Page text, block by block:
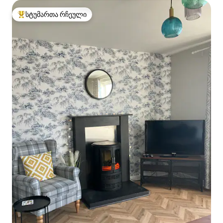
სტუმართა რჩეული მოწინავე ვარიანტი
სტუმართა რჩეული